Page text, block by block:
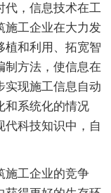
代，信息技术在工
施工企业在大力发
植和利用、拓宽智
制方法，使信息在
实现施工信息自动
和系统化的情况
代科技知识中，自
施工企业的竞争